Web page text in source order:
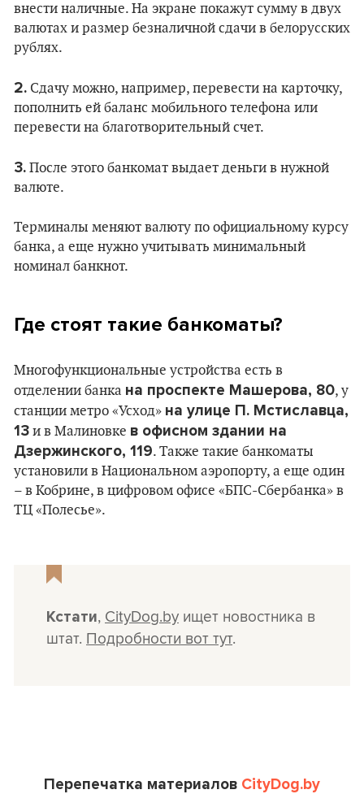
внести наличные. На экране покажут сумму в двух
валютах и размер безналичной сдачи в белорусских
рублях.
2. Сдачу можно, например, перевести на карточку,
пополнить ей баланс мобильного телефона или
перевести на благотворительный счет.
3. После этого банкомат выдает деньги в нужной
валюте.
Терминалы меняют валюту по официальному курсу
банка, а еще нужно учитывать минимальный
номинал банкнот.
Где стоят такие банкоматы?
Многофункциональные устройства есть в
отделении банка на проспекте Машерова, 80, у
станции метро «Усход» на улице П. Мстиславца,
13 и в Малиновке в офисном здании на
Дзержинского, 119. Также такие банкоматы
установили в Национальном аэропорту, а еще один
– в Кобрине, в цифровом офисе «БПС-Сбербанка» в
ТЦ «Полесье».
Кстати, CityDog.by ищет новостника в
штат. Подробности вот тут.
Перепечатка материалов CityDog.by